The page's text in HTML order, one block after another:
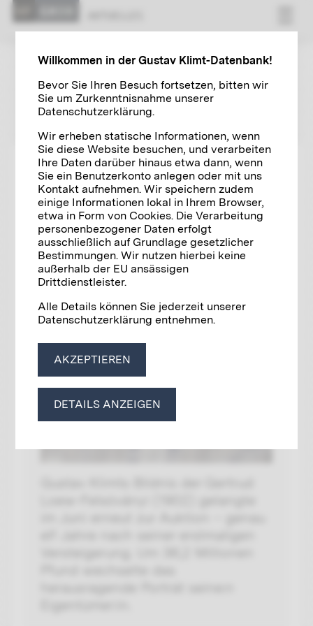
AKTUELLES
GKDB NEWS
VERANSTALTUNGEN
AUSSTELLUNGEN
24.06.2026 KLIMT NEWS
Das Porträt Gertrud Loew – Auktion
Willkommen in der Gustav Klimt-Datenbank!
Bevor Sie Ihren Besuch fortsetzen, bitten wir
Sie um Zurkenntnisnahme unserer
Datenschutzerklärung.
Wir erheben statische Informationen, wenn
Sie diese Website besuchen, und verarbeiten
Ihre Daten darüber hinaus etwa dann, wenn
Sie ein Benutzerkonto anlegen oder mit uns
Kontakt aufnehmen. Wir speichern zudem
einige Informationen lokal in Ihrem Browser,
etwa in Form von Cookies. Die Verarbeitung
personenbezogener Daten erfolgt
ausschließlich auf Grundlage gesetzlicher
Bestimmungen. Wir nutzen hierbei keine
außerhalb der EU ansässigen
Drittdienstleister.
Alle Details können Sie jederzeit unserer
Datenschutzerklärung entnehmen.
AKZEPTIEREN
DETAILS ANZEIGEN